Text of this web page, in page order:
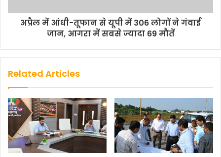
अप्रैल में आंधी-तूफान से यूपी में 306 लोगों ने गंवाई
जान, आगरा में सबसे ज्यादा 69 मौतें
Related Articles